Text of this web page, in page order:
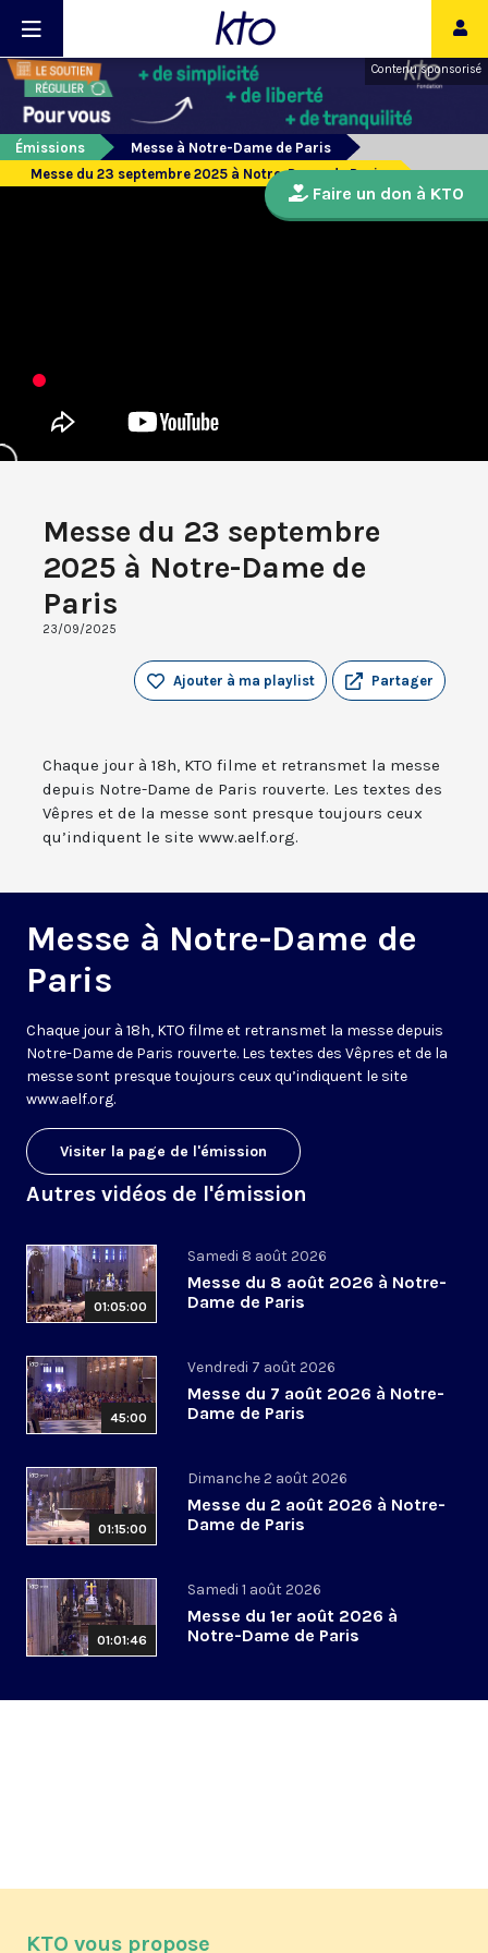
Contenu sponsorisé
Émissions
Messe à Notre-Dame de Paris
Messe du 23 septembre 2025 à Notre-Dame de Paris
Messe du 23 septembre
2025 à Notre-Dame de
Paris
23/09/2025
Partager
Ajouter à ma playlist
Chaque jour à 18h, KTO filme et retransmet la messe
depuis Notre-Dame de Paris rouverte. Les textes des
Vêpres et de la messe sont presque toujours ceux
qu’indiquent le site www.aelf.org.
Messe à Notre-Dame de
Paris
Chaque jour à 18h, KTO filme et retransmet la messe depuis
Notre-Dame de Paris rouverte. Les textes des Vêpres et de la
messe sont presque toujours ceux qu’indiquent le site
www.aelf.org.
Visiter la page de l'émission
Autres vidéos de l'émission
01:05:00
Samedi 8 août 2026
Messe du 8 août 2026 à Notre-
Dame de Paris
45:00
Vendredi 7 août 2026
Messe du 7 août 2026 à Notre-
Dame de Paris
01:15:00
Dimanche 2 août 2026
Messe du 2 août 2026 à Notre-
Dame de Paris
01:01:46
Samedi 1 août 2026
Messe du 1er août 2026 à
Notre-Dame de Paris
Faire un don à KTO
KTO vous propose